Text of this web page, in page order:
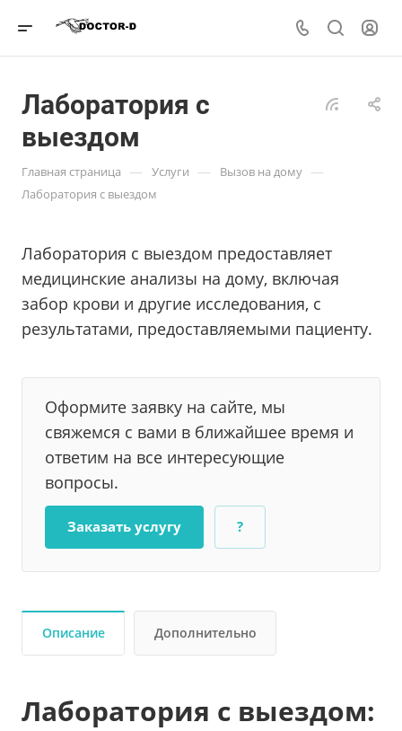
Лаборатория с
выездом
Главная страница — Услуги — Вызов на дому —
Лаборатория с выездом
Лаборатория с выездом предоставляет
медицинские анализы на дому, включая
забор крови и другие исследования, с
результатами, предоставляемыми пациенту.
Оформите заявку на сайте, мы
свяжемся с вами в ближайшее время и
ответим на все интересующие
вопросы.
Заказать услугу ?
Описание Дополнительно
Лаборатория с выездом: